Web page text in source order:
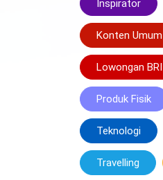
Inspirator
Konten Umum
Lowongan BRI
Produk Fisik
Teknologi
Travelling